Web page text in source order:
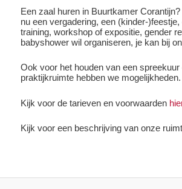
Een zaal huren in Buurtkamer
nu een vergadering, een (kinder-
training, workshop of expositie, gender
babyshower wil organiseren, je kan bij
Ook voor het houden van een spreekuur
praktijkruimte hebben we mogelijkheden.
Kijk voor de tarieven en voorwaarden
Kijk voor een beschrijving van onze